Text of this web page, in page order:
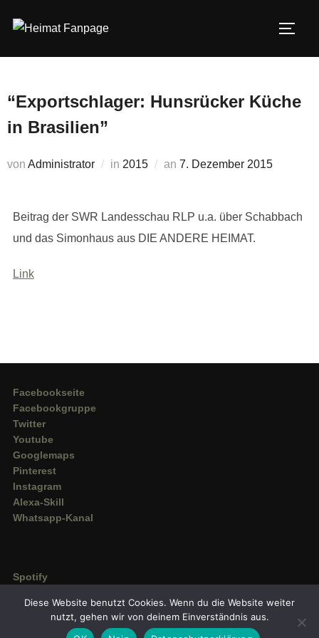
Inhalt
“Exportschlager: Hunsrücker Küche
in Brasilien”
von Administrator in 2015 an Veröffentlicht
7. Dezember 2015
Beitrag der SWR Landesschau RLP u.a. über Schabbach
und das Simonhaus aus DIE ANDERE HEIMAT.
Link
Facebookseite
Facebookgruppe
Twitter
Youtube
Googlemaps
Pinterest
Instagram
Alexa-Skill
Whatsapp-Kanal
Spotify
Amazon Music
Diese Website benutzt Cookies. Wenn du die Website weiter
nutzt, gehen wir von deinem Einverständnis aus.